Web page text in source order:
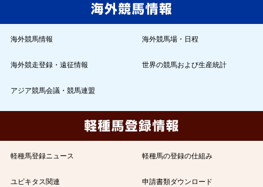
海外競馬情報 海外競馬場・日程
海外競走登録・遠征情報 世界の競馬および生産統計
アジア競馬会議・競馬連盟
軽種馬登録ニュース 軽種馬の登録の仕組み
ユビキタス関連 申請書類ダウンロード